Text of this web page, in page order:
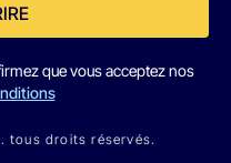
que vous acceptez nos
tous droits réservés.